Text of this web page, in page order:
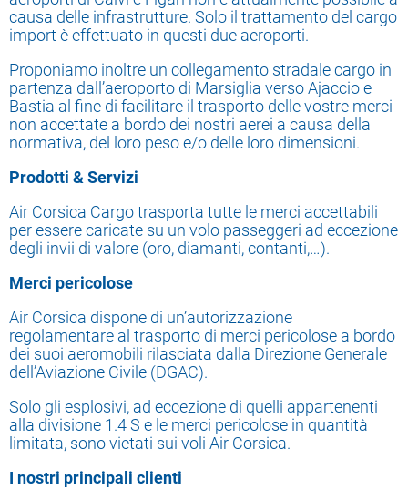
causa delle infrastrutture. Solo il trattamento del cargo
import è effettuato in questi due aeroporti.
Proponiamo inoltre un collegamento stradale cargo in
partenza dall’aeroporto di Marsiglia verso Ajaccio e
Bastia al fine di facilitare il trasporto delle vostre merci
non accettate a bordo dei nostri aerei a causa della
normativa, del loro peso e/o delle loro dimensioni.
Prodotti & Servizi
Air Corsica Cargo trasporta tutte le merci accettabili
per essere caricate su un volo passeggeri ad eccezione
degli invii di valore (oro, diamanti, contanti,…).
Merci pericolose
Air Corsica dispone di un’autorizzazione
regolamentare al trasporto di merci pericolose a bordo
dei suoi aeromobili rilasciata dalla Direzione Generale
dell’Aviazione Civile (DGAC).
Solo gli esplosivi, ad eccezione di quelli appartenenti
alla divisione 1.4 S e le merci pericolose in quantità
limitata, sono vietati sui voli Air Corsica.
I nostri principali clienti